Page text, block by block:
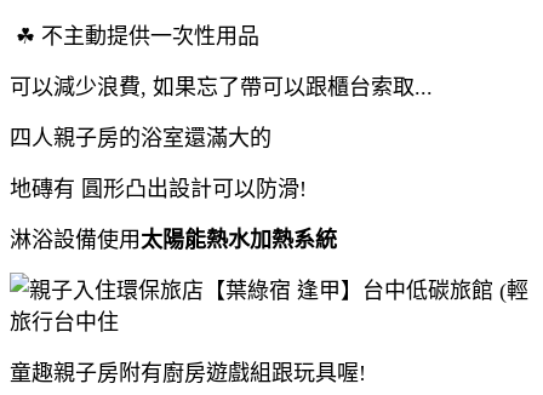
☘ 不主動提供一次性用品
可以減少浪費, 如果忘了帶可以跟櫃台索取...
四人親子房的浴室還滿大的
地磚有 圓形凸出設計可以防滑!
淋浴設備使用 太陽能熱水加熱系統
童趣親子房附有廚房遊戲組跟玩具喔!